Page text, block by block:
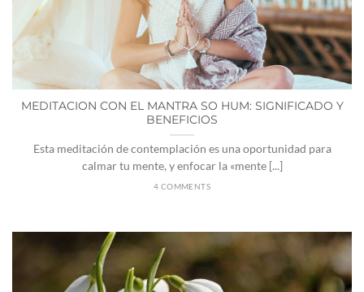
MEDITACION CON EL MANTRA SO HUM: SIGNIFICADO Y
BENEFICIOS
Esta meditación de contemplación es una oportunidad para
calmar tu mente, y enfocar la «mente [...]
4 COMMENTS